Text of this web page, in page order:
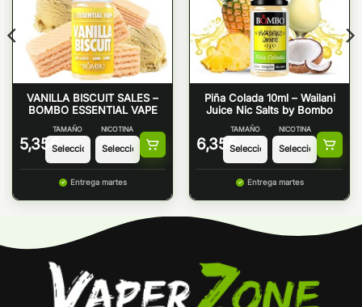
VANILLA BISCUIT SALES –
BOMBO ESSENTIAL VAPE
5,35 €
TAMAÑO NICOTINA
Entrega martes
Piña Colada 10ml – Wailani
Juice Nic Salts by Bombo
6,35 €
TAMAÑO NICOTINA
Entrega martes